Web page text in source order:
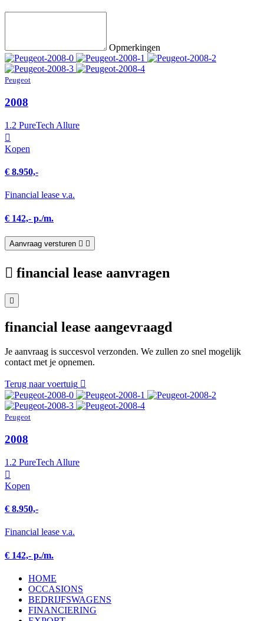
Opmerkingen
Peugeot
2008
1.2 PureTech Allure
Kopen
€ 8.950,-
Financial lease v.a.
€ 142,- p./m.
Aanvraag versturen
financial lease aanvragen
financial lease aangevraagd
Je aanvraag is succesvol verzonden. We zullen zo snel mogelijk
contact met je opnemen.
Terug naar voertuig
Peugeot
2008
1.2 PureTech Allure
Kopen
€ 8.950,-
Financial lease v.a.
€ 142,- p./m.
HOME
OCCASIONS
BEDRIJFSWAGENS
FINANCIERING